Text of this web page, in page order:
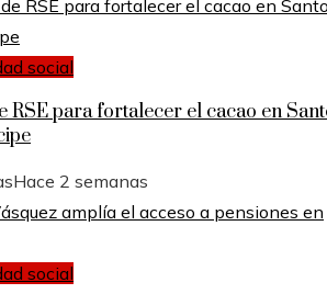
social
RSE para fortalecer el cacao en
Hace 2 semanas
social